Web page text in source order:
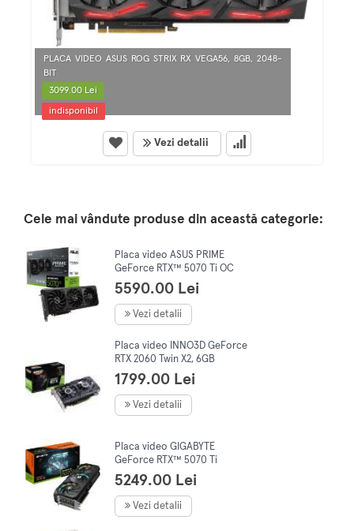
PLACA VIDEO ASUS ROG STRIX RX VEGA56, 8GB, 2048-
BIT
3099.00 Lei
indisponibil
Vezi detalii
Cele mai vândute produse din această categorie:
Placa video ASUS PRIME
GeForce RTX™ 5070 Ti OC
Edition, 16GB GDDR7, 256-bit
5590.00 Lei
Vezi detalii
Placa video INNO3D GeForce
RTX 2060 Twin X2, 6GB
GDDR6, 192-bit, LHR
1799.00 Lei
Vezi detalii
Placa video GIGABYTE
GeForce RTX™ 5070 Ti
GAMING OC, 16GB GDDR7,
256-bit
5249.00 Lei
Vezi detalii